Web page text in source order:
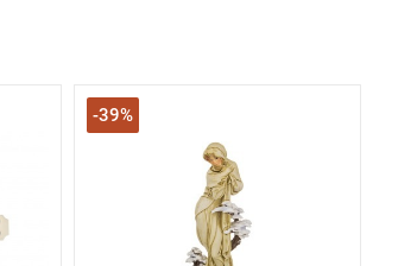
-39%